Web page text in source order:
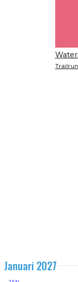
Trailrun
Januari 2027